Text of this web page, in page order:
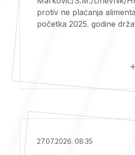
protiv ne plaćanja
početka 2025. godine
27.07.2026. 08:35